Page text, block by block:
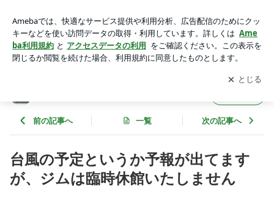
ません | ラッキースターボクシングクラブ
アプリをダウンロードして ブログの更新通知
を受け取りまし
ょう。
開く
前の記事へ 一覧 次の記事へ
台風の予定というか予報が出てます
が、ジムは臨時休館いたしません